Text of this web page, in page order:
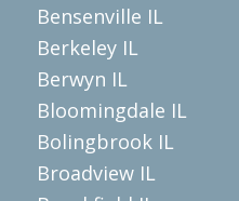
Bensenville IL
Berkeley IL
Berwyn IL
Bloomingdale IL
Bolingbrook IL
Broadview IL